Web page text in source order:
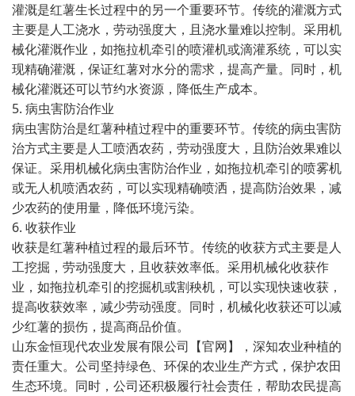
灌溉是红薯生长过程中的另一个重要环节。传统的灌溉方式
主要是人工浇水，劳动强度大，且浇水量难以控制。采用机
械化灌溉作业，如拖拉机牵引的喷灌机或滴灌系统，可以实
现精确灌溉，保证红薯对水分的需求，提高产量。同时，机
械化灌溉还可以节约水资源，降低生产成本。
5. 病虫害防治作业
病虫害防治是红薯种植过程中的重要环节。传统的病虫害防
治方式主要是人工喷洒农药，劳动强度大，且防治效果难以
保证。采用机械化病虫害防治作业，如拖拉机牵引的喷雾机
或无人机喷洒农药，可以实现精确喷洒，提高防治效果，减
少农药的使用量，降低环境污染。
6. 收获作业
收获是红薯种植过程的最后环节。传统的收获方式主要是人
工挖掘，劳动强度大，且收获效率低。采用机械化收获作
业，如拖拉机牵引的挖掘机或割秧机，可以实现快速收获，
提高收获效率，减少劳动强度。同时，机械化收获还可以减
少红薯的损伤，提高商品价值。
山东金恒现代农业发展有限公司【官网】
，深知农业种植的
责任重大。公司坚持绿色、环保的农业生产方式，保护农田
生态环境。同时，公司还积极履行社会责任，帮助农民提高